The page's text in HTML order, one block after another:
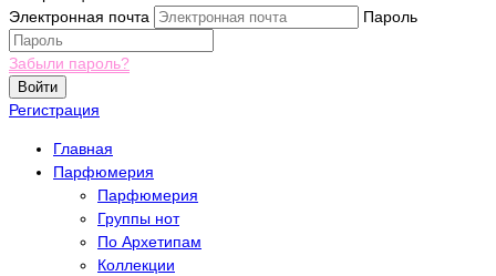
Электронная почта
Пароль
Забыли пароль?
Войти
Регистрация
Главная
Парфюмерия
Парфюмерия
Группы нот
По Архетипам
Коллекции